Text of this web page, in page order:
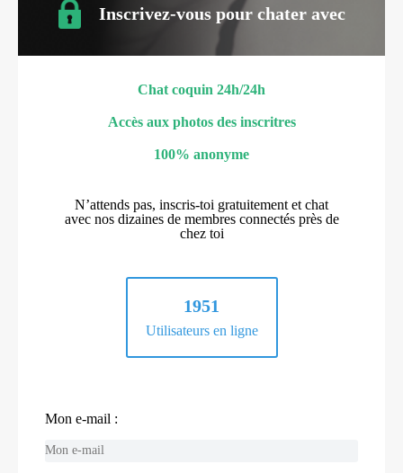
Inscrivez-vous pour chater avec
Chat coquin 24h/24h
Accès aux photos des inscritres
100% anonyme
N’attends pas, inscris-toi gratuitement et chat
avec nos dizaines de membres connectés près de
chez toi
1951
Utilisateurs en ligne
Mon e-mail :